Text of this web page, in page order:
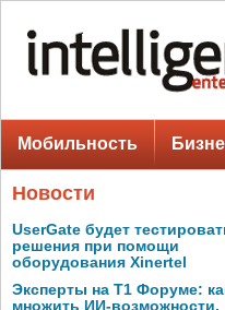
Мобильность
Новости
UserGate будет
решения при помощи
оборудования Xinertel
Эксперты на Т1 Форуме:
множить ИИ-возможности,